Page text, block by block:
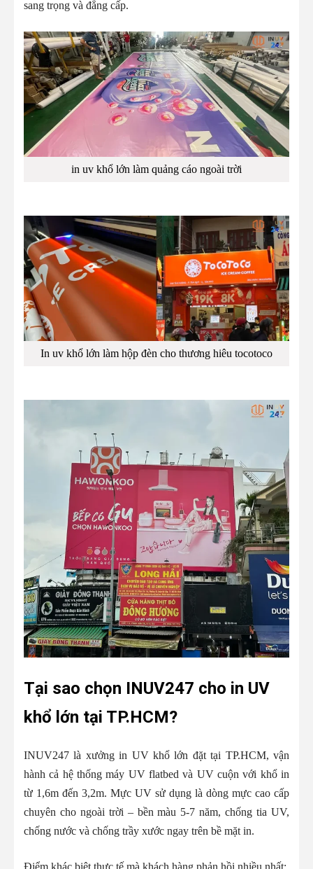
sang trọng và đẳng cấp.
in uv khổ lớn làm quảng cáo ngoài trời
In uv khổ lớn làm hộp đèn cho thương hiêu tocotoco
Tại sao chọn INUV247 cho in UV
khổ lớn tại TP.HCM?
INUV247 là xưởng in UV khổ lớn đặt tại TP.HCM, vận
hành cả hệ thống máy UV flatbed và UV cuộn với khổ in
từ 1,6m đến 3,2m. Mực UV sử dụng là dòng mực cao cấp
chuyên cho ngoài trời – bền màu 5-7 năm, chống tia UV,
chống nước và chống trầy xước ngay trên bề mặt in.